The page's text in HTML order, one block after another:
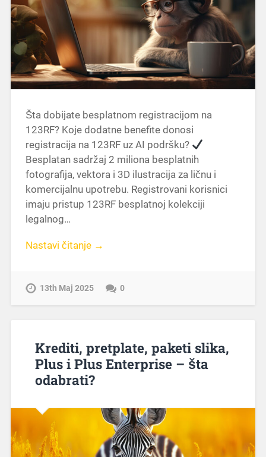
Šta dobijate besplatnom registracijom na
123RF? Koje dodatne benefite donosi
registracija na 123RF uz AI podršku?
Besplatan sadržaj 2 miliona besplatnih
fotografija, vektora i 3D ilustracija za ličnu i
komercijalnu upotrebu. Registrovani korisnici
imaju pristup 123RF besplatnoj kolekciji
legalnog…
Nastavi čitanje →
13th Maj 2025 0
Krediti, pretplate, paketi slika,
Plus i Plus Enterprise – šta
odabrati?